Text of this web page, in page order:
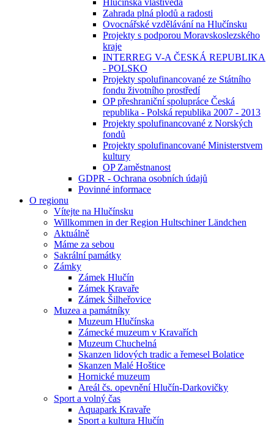
Hlučínská vlastivěda
Zahrada plná plodů a radosti
Ovocnářské vzdělávání na Hlučínsku
Projekty s podporou Moravskoslezského
kraje
INTERREG V-A ČESKÁ REPUBLIKA
- POLSKO
Projekty spolufinancované ze Státního
fondu životního prostředí
OP přeshraniční spolupráce Česká
republika - Polská republika 2007 - 2013
Projekty spolufinancované z Norských
fondů
Projekty spolufinancované Ministerstvem
kultury
OP Zaměstnanost
GDPR - Ochrana osobních údajů
Povinné informace
O regionu
Vítejte na Hlučínsku
Willkommen in der Region Hultschiner Ländchen
Aktuálně
Máme za sebou
Sakrální památky
Zámky
Zámek Hlučín
Zámek Kravaře
Zámek Šilheřovice
Muzea a památníky
Muzeum Hlučínska
Zámecké muzeum v Kravařích
Muzeum Chuchelná
Skanzen lidových tradic a řemesel Bolatice
Skanzen Malé Hoštice
Hornické muzeum
Areál čs. opevnění Hlučín-Darkovičky
Sport a volný čas
Aquapark Kravaře
Sport a kultura Hlučín